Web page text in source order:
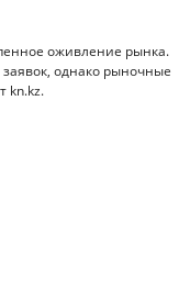
оживление рынка.
однако рыночные
kn.kz.